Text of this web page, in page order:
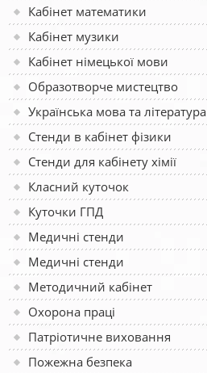
Кабінет математики
Кабінет музики
Кабінет німецької мови
Образотворче мистецтво
Українська мова та література
Стенди в кабінет фізики
Стенди для кабінету хімії
Класний куточок
Куточки ГПД
Медичні стенди
Медичні стенди
Методичний кабінет
Охорона праці
Патріотичне виховання
Пожежна безпека